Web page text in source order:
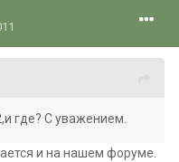
где? С уважением.
и на нашем форуме.